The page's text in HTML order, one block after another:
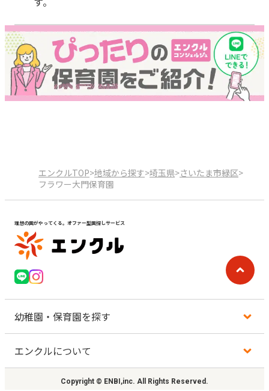
エンクルTOP>地域から探す>埼玉県>さいたま市緑区>
フラワー大門保育園
理想の園がやってくる。オファー型園探しサービス
幼稚園・保育園を探す
エンクルについて
Copyright © ENBI,inc. All Rights Reserved.